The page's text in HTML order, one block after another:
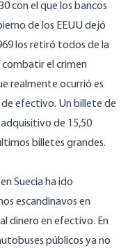
con el que los bancos
de los EEUU dejó
los retiró todos de la
combatir el crimen
realmente ocurrió es
efectivo. Un billete de
de 15,50
billetes grandes.
Suecia ha ido
escandinavos en
dinero en efectivo. En
públicos ya no